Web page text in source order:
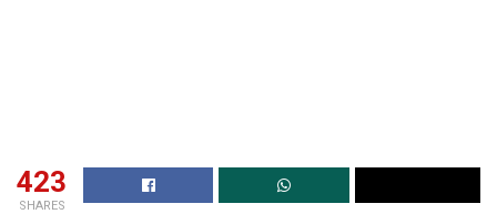
423
SHARES